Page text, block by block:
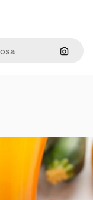
Cerca